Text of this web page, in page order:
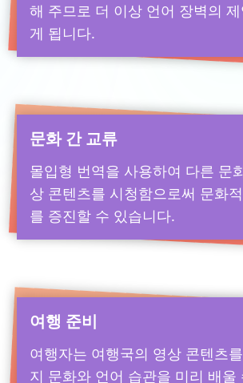
해 주므로 더 이상 언어 장벽의
게 됩니다.
문화 간 교류
몰입형 번역을 사용하여 다른 문
상 콘텐츠를 시청함으로써 문화
를 증진할 수 있습니다.
여행 준비
여행자는 여행국의 영상 콘텐츠
지 문화와 언어 습관을 미리 배울